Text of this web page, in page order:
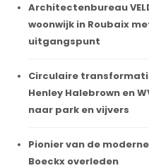
Architectenbureau
woonwijk in Roubaix
uitgangspunt
Circulaire
Henley Halebrown en
naar park en vijvers
Pionier van de
Boeckx overleden